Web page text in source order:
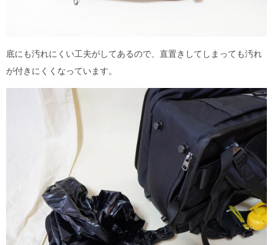
底にも汚れにくい工夫がしてあるので、直置きしてしまっても汚れ
が付きにくくなっています。